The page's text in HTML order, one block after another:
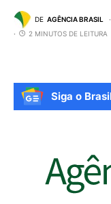
DE AGÊNCIA BRASIL
2 MINUTOS DE LEITURA
Siga o